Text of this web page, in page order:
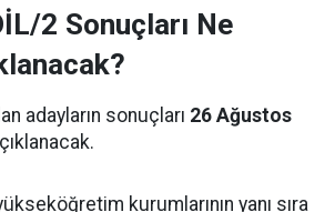
2 Sonuçları Ne
adayların sonuçları 26 Ağustos
kurumlarının yanı sıra